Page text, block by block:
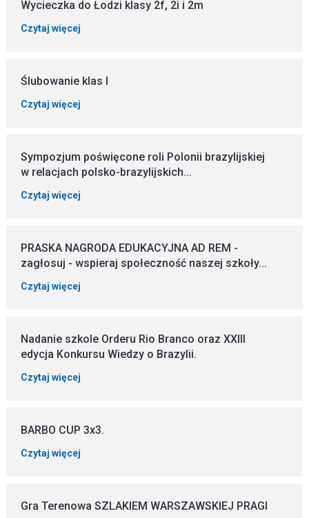
Wycieczka do Łodzi klasy 2f, 2i i 2m
Czytaj więcej
Ślubowanie klas I
Czytaj więcej
Sympozjum poświęcone roli Polonii brazylijskiej
w relacjach polsko-brazylijskich...
Czytaj więcej
PRASKA NAGRODA EDUKACYJNA AD REM -
zagłosuj - wspieraj społeczność naszej szkoły...
Czytaj więcej
Nadanie szkole Orderu Rio Branco oraz XXIII
edycja Konkursu Wiedzy o Brazylii.
Czytaj więcej
BARBO CUP 3x3.
Czytaj więcej
Gra Terenowa SZLAKIEM WARSZAWSKIEJ PRAGI